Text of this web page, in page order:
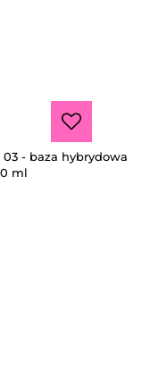
03 - baza hybrydowa
ml